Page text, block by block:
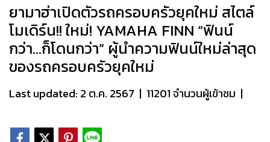
ยามาฮ่าเปิดตัวรถครอบครัวยุคใหม่ สไตล์
โมเดิร์น!! ใหม่! YAMAHA FINN “ฟินน์
กว่า…ก็โดนกว่า” ผู้นำความฟินน์ใหม่ล่าสุด
ของรถครอบครัวยุคใหม่
Last updated: 2 ต.ค. 2567 | 11201 จำนวนผู้เข้าชม |